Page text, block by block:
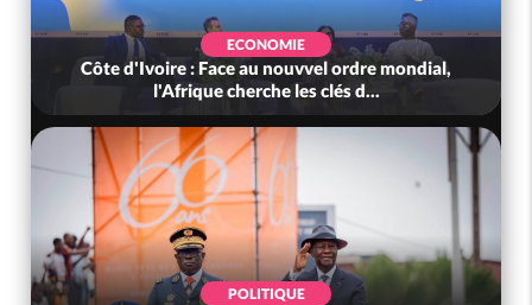
ECONOMIE
Côte d'Ivoire : Face au nouvvel ordre mondial,
l'Afrique cherche les clés d...
POLITIQUE